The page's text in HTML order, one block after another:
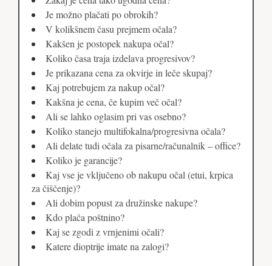
Je možno plačati po obrokih?
V kolikšnem času prejmem očala?
Kakšen je postopek nakupa očal?
Koliko časa traja izdelava progresivov?
Je prikazana cena za okvirje in leče skupaj?
Kaj potrebujem za nakup očal?
Kakšna je cena, če kupim več očal?
Ali se lahko oglasim pri vas osebno?
Koliko stanejo multifokalna/progresivna očala?
Ali delate tudi očala za pisarne/računalnik – office?
Koliko je garancije?
Kaj vse je vključeno ob nakupu očal (etui, krpica
za čiščenje)?
Ali dobim popust za družinske nakupe?
Kdo plača poštnino?
Kaj se zgodi z vrnjenimi očali?
Katere dioptrije imate na zalogi?